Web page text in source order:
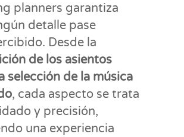
planners garantiza
detalle pase
Desde la
de los asientos
selección de la música
, cada aspecto se trata
y precisión,
una experiencia